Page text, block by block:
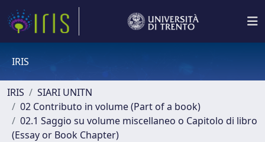
IRIS
IRIS
SIARI UNITN
02 Contributo in volume (Part of a book)
02.1 Saggio su volume miscellaneo o Capitolo di libro
(Essay or Book Chapter)